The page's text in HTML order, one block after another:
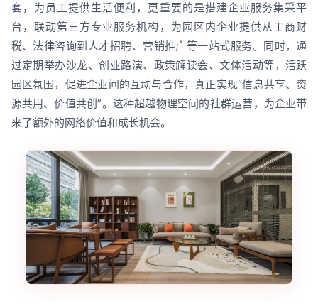
套，为员工提供生活便利，更重要的是搭建企业服务集采平
台，联动第三方专业服务机构，为园区内企业提供从工商财
税、法律咨询到人才招聘、营销推广等一站式服务。同时，通
过定期举办沙龙、创业路演、政策解读会、文体活动等，活跃
园区氛围，促进企业间的互动与合作，真正实现“信息共享、资
源共用、价值共创”。这种超越物理空间的社群运营，为企业带
来了额外的网络价值和成长机会。